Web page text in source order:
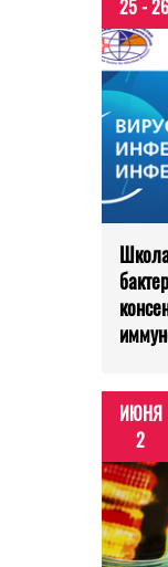
25 - 26
ИЮНЯ
2